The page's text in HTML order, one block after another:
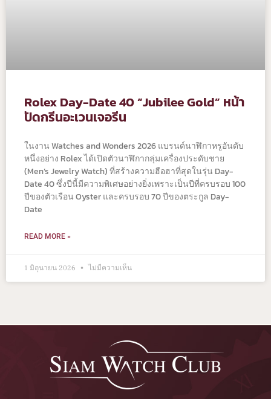
Rolex Day-Date 40 “Jubilee Gold” หน้า
ปัดกรีนอะเวนเจอรีน
ในงาน Watches and Wonders 2026 แบรนด์นาฬิกาหรูอันดับ
หนึ่งอย่าง Rolex ได้เปิดตัวนาฬิกากลุ่มเครื่องประดับชาย
(Men’s Jewelry Watch) ที่สร้างความฮือฮาที่สุดในรุ่น Day-
Date 40 ซึ่งปีนี้มีความพิเศษอย่างยิ่งเพราะเป็นปีที่ครบรอบ 100
ปีของตัวเรือน Oyster และครบรอบ 70 ปีของตระกูล Day-
Date
READ MORE »
1 มิถุนายน 2026 ไม่มีความเห็น